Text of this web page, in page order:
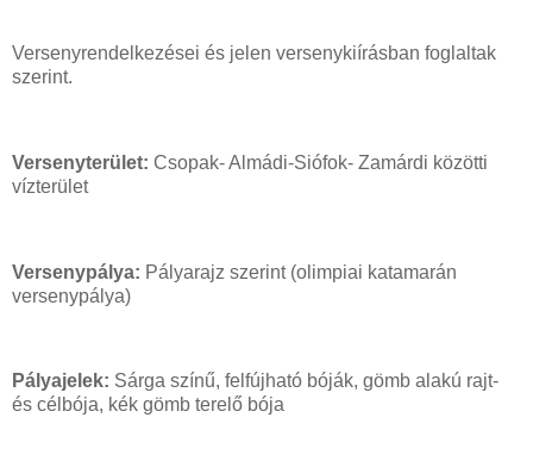
Versenyrendelkezései és jelen versenykiírásban foglaltak
szerint.
Versenyterület: Csopak- Almádi-Siófok- Zamárdi közötti
vízterület
Versenypálya: Pályarajz szerint (olimpiai katamarán
versenypálya)
Pályajelek: Sárga színű, felfújható bóják, gömb alakú rajt-
és célbója, kék gömb terelő bója